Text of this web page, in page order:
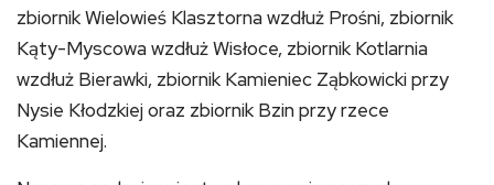
zbiornik Wielowieś Klasztorna wzdłuż Prośni, zbiornik
Kąty-Myscowa wzdłuż Wisłoce, zbiornik Kotlarnia
wzdłuż Bierawki, zbiornik Kamieniec Ząbkowicki przy
Nysie Kłodzkiej oraz zbiornik Bzin przy rzece
Kamiennej.